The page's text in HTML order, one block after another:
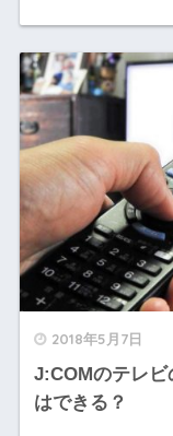
2018年5月7日
J:COMのテレ
はできる？